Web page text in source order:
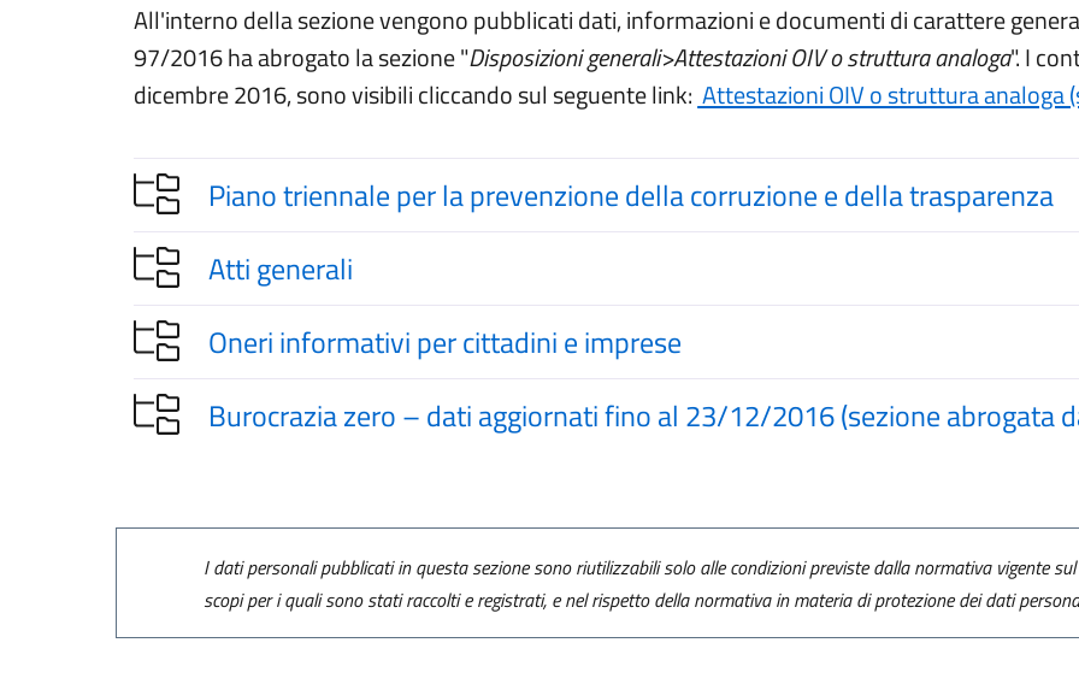
All'interno della sezione vengono pubblicati dati, informazioni e documenti di carattere
97/2016 ha abrogato la sezione "Disposizioni generali>Attestazioni OIV o struttura analoga". I
dicembre 2016, sono visibili cliccando sul seguente link: Attestazioni OIV o struttura analoga
Piano triennale per la prevenzione della corruzione e della trasparenza
Atti generali
Oneri informativi per cittadini e imprese
Burocrazia zero – dati aggiornati fino al 23/12/2016 (sezione abrogata
I dati personali pubblicati in questa sezione sono riutilizzabili solo alle condizioni previste dalla normativa vigente
scopi per i quali sono stati raccolti e registrati, e nel rispetto della normativa in materia di protezione dei dati